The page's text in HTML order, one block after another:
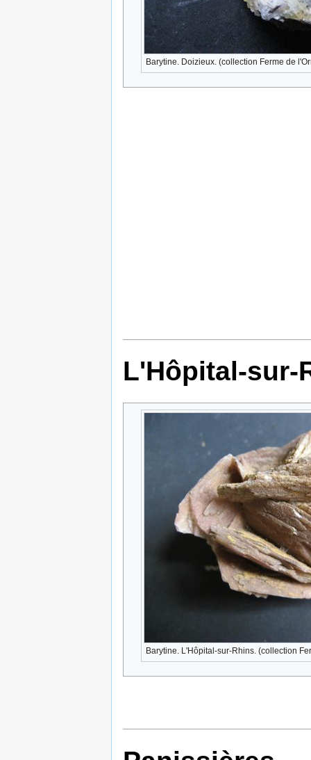
Barytine. Doizieux. (collection Ferme de
L'Hôpital-sur-
Barytine. L'Hôpital-sur-Rhins. (collection